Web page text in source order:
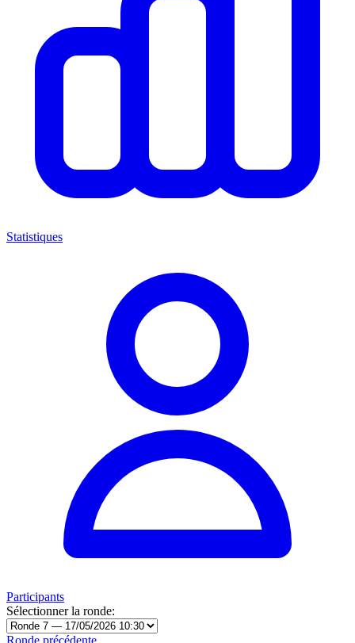
Statistiques
Participants
Sélectionner la ronde:
Ronde précédente